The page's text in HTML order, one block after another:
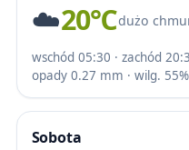
☁️20℃dużo
wschód 05:30 · zachód
opady 0.27 mm · wilg.
Sobota